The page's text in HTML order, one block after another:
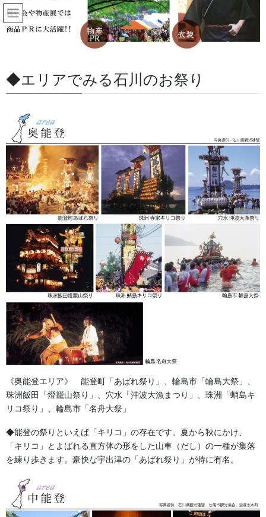
コ
ン
テ
移
動
ナ
ビ
ゲ
ン
に
すべての記事
すべての記事
房
2020/05/21
幕・のぼり
祭りで使用する大きな別誂えの房
を作成しました。
お祭りの山車や御神輿の飾り房、豪華で色も様々な大きな房が使
われます。別誂えで作成します。作成期間：約45日～60日です。
今回は房の木製の独楽は、しっかりしていたので再利用しまし
[…]
法被・はっぴ・はんてん・印半纏
よもやま話
お祭備品と豆知識
お祭用品・品目
獅子舞・衣裳・別仕立・小物
祭り前掛け・けんたい・胸当て
提灯 祭
幕・のぼり
生地
◆エリアでみる石川のお祭り
《奥能登エリア》 能登町「あばれ祭り」、輪島市「輪島大祭」、
珠洲飯田「燈籠山祭り」、穴水「沖波大漁まつり」、珠洲「蛸島キ
リコ祭り」、輪島市「名舟大祭」
◆能登の祭りといえば「キリコ」の存在です。夏から秋にかけ、
「キリコ」とよばれる直方体の形をした山車（だし）の一種が集落
を練り歩きます。豪快な宇出津の「あばれ祭り」が特に有名。